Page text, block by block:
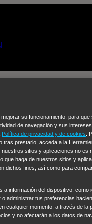
Despedida Salvaje
y un sueño Mr
Ryeland: Moonflower
Orleans Pandora En
Alert: Unidad de
su funcionamiento, para que
de navegación y sus
Política de privacidad y de cookies .
tras prestarlo, acceda a la
sitios y aplicaciones no es
que haga de nuestros sitios y
dichos fines, así como para
a información del dispositivo, como
administrar tus preferencias
cualquier momento, a través de la
y no afectarán a los datos de